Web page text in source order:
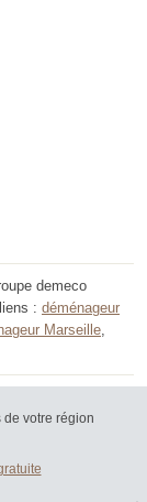
demeco
: déménageur
Marseille
votre région